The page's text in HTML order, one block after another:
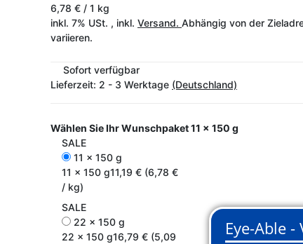
6,78 € / 1 kg
inkl. 7% USt. , inkl. Versand. Abhängig von der
variieren.
Sofort verfügbar
Lieferzeit: 2 - 3 Werktage (Deutschland)
Wählen Sie Ihr Wunschpaket11 x 150 g
SALE
11 x 150 g
11 x 150 g11,19 € (6,78 €
/ kg)
SALE
22 x 150 g
22 x 150 g16,79 € (5,09